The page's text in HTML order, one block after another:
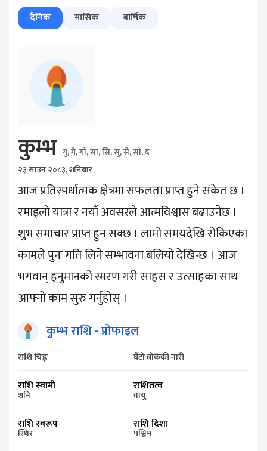
दैनिक
मासिक बार्षिक
कुम्भ गु, गे, गो, सा, सि, सु, से, सो, द
२३ साउन २०८३, शनिबार
आज प्रतिस्पर्धात्मक क्षेत्रमा सफलता प्राप्त हुने संकेत छ ।
रमाइलो यात्रा र नयाँ अवसरले आत्मविश्वास बढाउनेछ ।
शुभ समाचार प्राप्त हुन सक्छ । लामो समयदेखि रोकिएका
कामले पुनः गति लिने सम्भावना बलियो देखिन्छ । आज
भगवान् हनुमानको स्मरण गरी साहस र उत्साहका साथ
आफ्नो काम सुरु गर्नुहोस् ।
कुम्भराशि - प्रोफाइल
राशि चिह्न घैँटो बोकेकी नारी
राशि स्वामी
शनि
राशितत्व
वायु
राशि स्वरूप
स्थिर
राशि दिशा
पश्चिम